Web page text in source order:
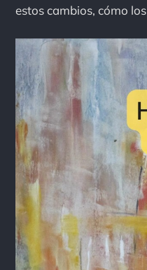
estos cambios, cómo